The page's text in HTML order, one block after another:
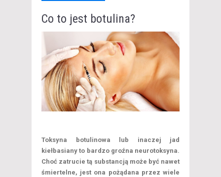
Co to jest botulina?
Toksyna botulinowa lub inaczej jad
kiełbasiany to bardzo groźna neurotoksyna.
Choć zatrucie tą substancją może być nawet
śmiertelne, jest ona pożądana przez wiele